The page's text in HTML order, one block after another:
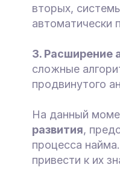
вторых,
автоматически
3. Расширение
сложные
продвинутого
На данный
развития,
процесса
привести к их